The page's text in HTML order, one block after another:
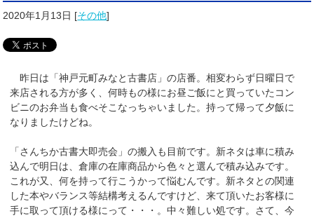
2020年1月13日 [その他]
昨日は「神戸元町みなと古書店」の店番。相変わらず日曜日で
来店される方が多く、何時もの様にお昼ご飯にと買っていたコン
ビニのお弁当も食べそこなっちゃいました。持って帰って夕飯に
なりましたけどね。
「さんちか古書大即売会」の搬入も目前です。新ネタは車に積み
込んで明日は、倉庫の在庫商品から色々と選んで積み込みです。
これが又、何を持って行こうかって悩むんです。新ネタとの関連
した本やバランス等結構考えるんですけど、来て頂いたお客様に
手に取って頂ける様にって・・・。中々難しい処です。さて、今